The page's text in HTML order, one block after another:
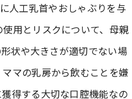
人工乳首やおしゃぶりを与
用とリスクについて、母親
状や大きさが適切でない場
マの乳房から飲むことを嫌
得する大切な口腔機能なの